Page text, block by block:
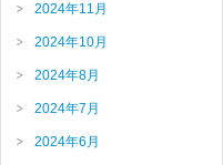
2024年11月
2024年10月
2024年8月
2024年7月
2024年6月